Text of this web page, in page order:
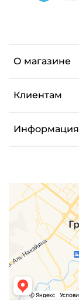
О магазине
Клиентам
Информация